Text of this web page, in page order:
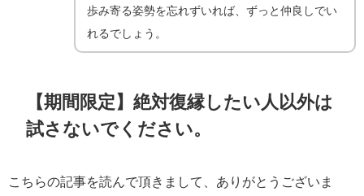
歩み寄る姿勢を忘れずいれば、ずっと仲良しでい
れるでしょう。
【期間限定】絶対復縁したい人以外は
試さないでください。
こちらの記事を読んで頂きまして、ありがとうございま